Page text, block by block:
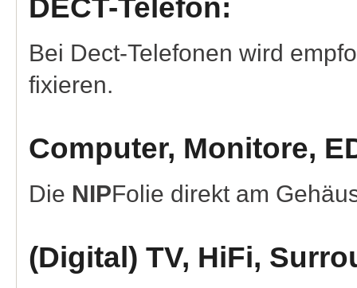
DECT-Telefon:
Bei Dect-Telefonen wird
fixieren.
Computer, Monitore,
Die NIPFolie direkt am
(Digital) TV, HiFi,